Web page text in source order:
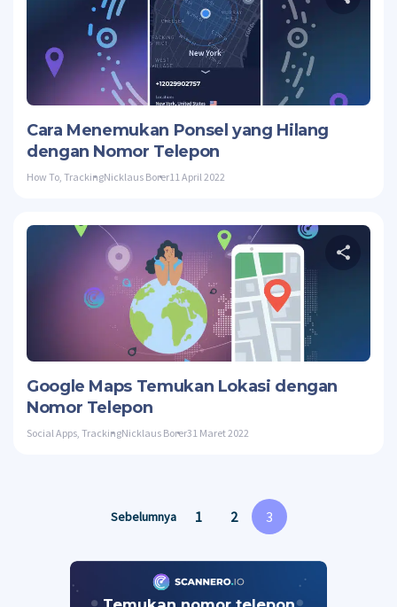
Cara Menemukan Ponsel yang Hilang
dengan Nomor Telepon
How To TrackingNicklaus Borer11 April 2022
Google Maps Temukan Lokasi dengan
Nomor Telepon
Social Apps TrackingNicklaus Borer31 Maret 2022
Sebelumnya 1 2 3